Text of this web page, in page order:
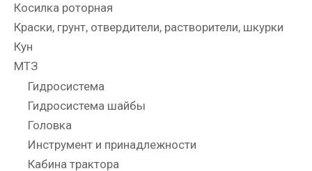
Косилка роторная
Краски, грунт, отвердители, растворители, шкурки
Кун
МТЗ
Гидросистема
Гидросистема шайбы
Головка
Инструмент и принадлежности
Кабина трактора